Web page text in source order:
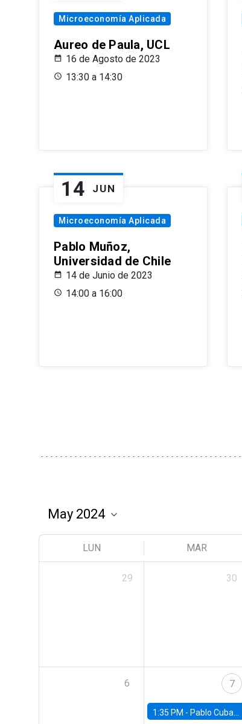
Microeconomía Aplicada
Aureo de Paula, UCL
16 de Agosto de 2023
13:30 a 14:30
14 JUN
Microeconomía Aplicada
Pablo Muñoz,
Universidad de Chile
14 de Junio de 2023
14:00 a 16:00
LUN MAR
29 30
6 7
1:35 PM - Pablo Cuba, FED Board